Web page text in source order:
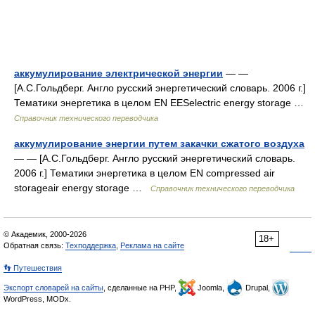
аккумулирование электрической энергии — —
[А.С.Гольдберг. Англо русский энергетический словарь. 2006 г.]
Тематики энергетика в целом EN EESelectric energy storage …
Справочник технического переводчика
аккумулирование энергии путем закачки сжатого воздуха
— — [А.С.Гольдберг. Англо русский энергетический словарь.
2006 г.] Тематики энергетика в целом EN compressed air
storageair energy storage …
Справочник технического переводчика
18+
© Академик, 2000-2026
Обратная связь: Техподдержка Реклама на сайте
👣 Путешествия
Экспорт словарей на сайты , сделанные на PHP, Joomla,
Drupal,
WordPress, MODx.